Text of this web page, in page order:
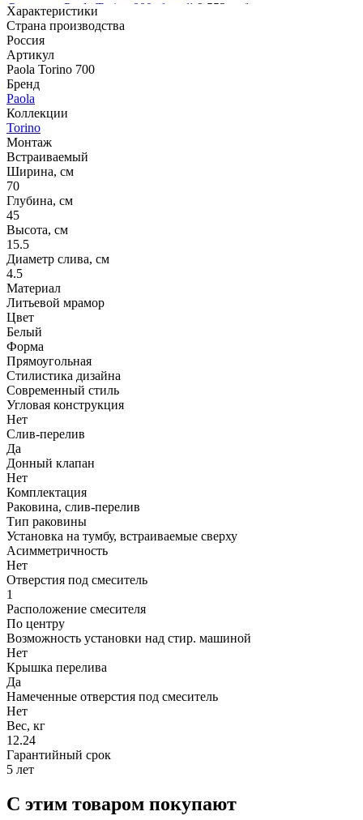
Раковина Paola Torino 800, белый 9 552 руб.
Характеристики
Страна производства
Россия
Артикул
Paola Torino 700
Бренд
Paola
Коллекции
Torino
Монтаж
Встраиваемый
Ширина, см
70
Глубина, см
45
Высота, см
15.5
Диаметр слива, см
4.5
Материал
Литьевой мрамор
Цвет
Белый
Форма
Прямоугольная
Стилистика дизайна
Современный стиль
Угловая конструкция
Нет
Слив-перелив
Да
Донный клапан
Нет
Комплектация
Раковина, слив-перелив
Тип раковины
Установка на тумбу, встраиваемые сверху
Асимметричность
Нет
Отверстия под смеситель
1
Расположение смесителя
По центру
Возможность установки над стир. машиной
Нет
Крышка перелива
Да
Намеченные отверстия под смеситель
Нет
Вес, кг
12.24
Гарантийный срок
5 лет
С этим товаром покупают